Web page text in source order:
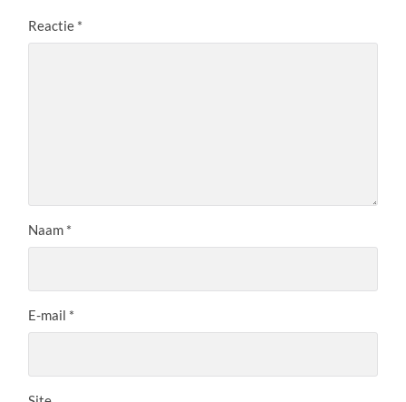
Reactie *
Naam *
E-mail *